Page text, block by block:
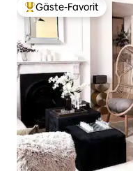
Beliebter Gäste-Favorit.
Gäste-Favorit